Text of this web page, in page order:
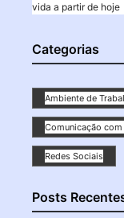
vida a partir de hoje
Categorias
Ambiente de
Comunicação
Redes Sociais
Posts